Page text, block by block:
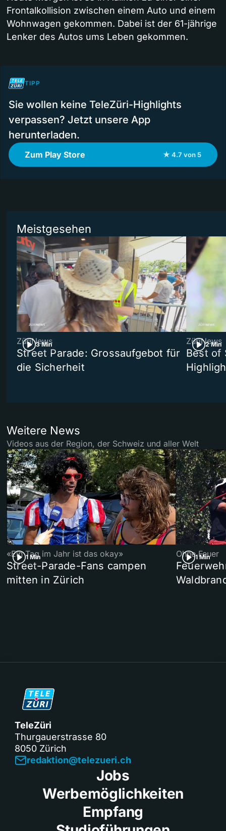
Frontalkollision zwischen einem Auto und einem
Wohnwagen gekommen. Dabei ist der 61-jährige
Lenker des Autos ums Leben gekommen.
TIPP
Sie wollen keine TeleZüri-Highlights
verpassen? Jetzt unsere App
herunterladen.
Zum Play Store ★ 4.7 von 5
Meistgesehen
3 Min
ZüriNews
Street Parade: Grossaufgebot für
die Sicherheit
2 Min
ZüriNews
Best of
Weitere News
Videos aus der Region, der Schweiz und aller Welt
1 Min
«Ein Tag im Jahr ist das okay»
Street-Parade-Fans campen
mitten in Zürich
1 Min
Ohne Feuer
TeleZüri
Thurgauerstrasse 80
8050 Zürich
redaktion@telezueri.ch
Jobs
Werbemöglichkeiten
Empfang